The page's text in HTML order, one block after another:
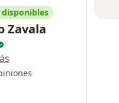
disponibles
Zavala